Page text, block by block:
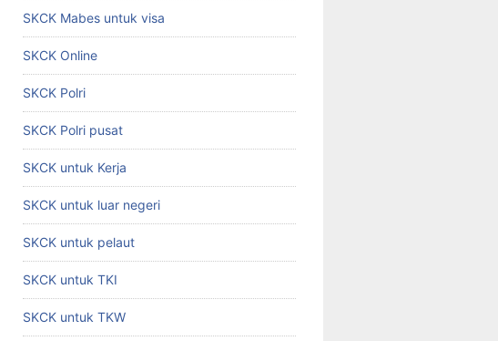
SKCK Mabes untuk visa
SKCK Online
SKCK Polri
SKCK Polri pusat
SKCK untuk Kerja
SKCK untuk luar negeri
SKCK untuk pelaut
SKCK untuk TKI
SKCK untuk TKW